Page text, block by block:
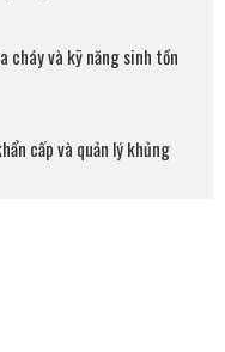
cháy và kỹ năng sinh tồn
cấp và quản lý khủng